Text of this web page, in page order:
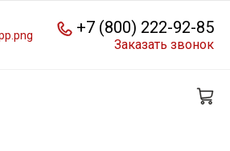
+7 (800) 222-92-85
Заказать звонок